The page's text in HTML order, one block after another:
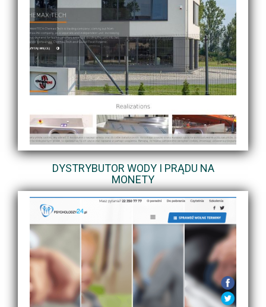
DYSTRYBUTOR WODY I PRĄDU NA
MONETY